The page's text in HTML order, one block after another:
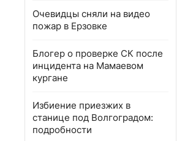
Очевидцы сняли на видео
пожар в Ерзовке
Блогер о проверке СК после
инцидента на Мамаевом
кургане
Избиение приезжих в
станице под Волгоградом:
подробности